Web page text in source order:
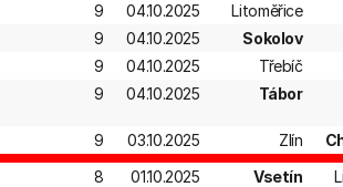
9
04.10.2025 Litoměřice
9
04.10.2025 Sokolov
9
04.10.2025 Třebíč
9
04.10.2025 Tábor
9 03.10.2025 Zlín
8
01.10.2025 Vsetín